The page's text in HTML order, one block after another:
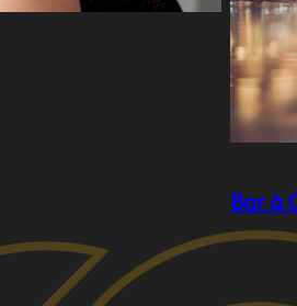
Bar à